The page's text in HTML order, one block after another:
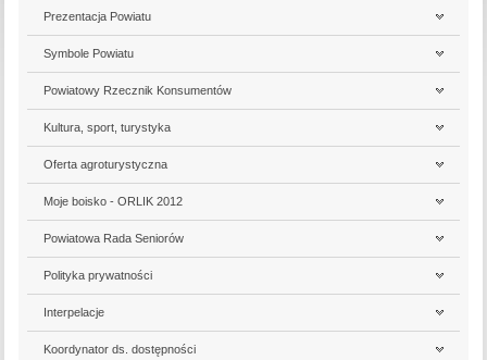
Prezentacja Powiatu
Symbole Powiatu
Powiatowy Rzecznik Konsumentów
Kultura, sport, turystyka
Oferta agroturystyczna
Moje boisko - ORLIK 2012
Powiatowa Rada Seniorów
Polityka prywatności
Interpelacje
Koordynator ds. dostępności